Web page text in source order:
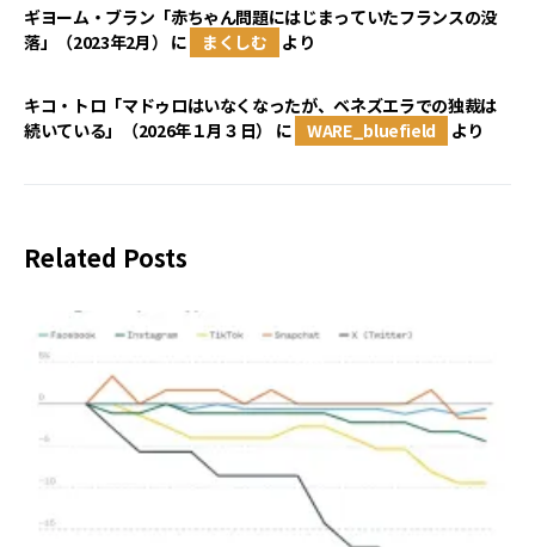
ギヨーム・ブラン「赤ちゃん問題にはじまっていたフランスの没
落」（2023年2月） に まくしむ より
キコ・トロ「マドゥロはいなくなったが、ベネズエラでの独裁は
続いている」（2026年１月３日）
に WARE_bluefield より
Related Posts